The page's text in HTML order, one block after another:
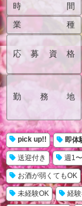
時間
業種
応募資格
勤務地
pick up!! 即体
送迎付き 週1
お酒が弱くてもOK
未経験OK 経